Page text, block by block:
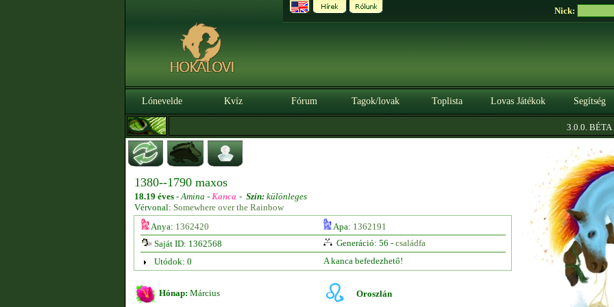
Nick:
Lónevelde Kvíz Fórum Tagok/lovak Toplista Lovas Játékok Segítség
3.0.0. BÉTA|
1380--1790 maxos
18.19 éves -Amina - Kanca - Szín: különleges
Vérvonal: Somewhere over the Rainbow
Anya: 1362420 Apa: 1362191
Saját ID: 1362568
Generáció: 56 - családfa
Utódok: 0
A kanca befedezhető!
Hónap: Március Oroszlán